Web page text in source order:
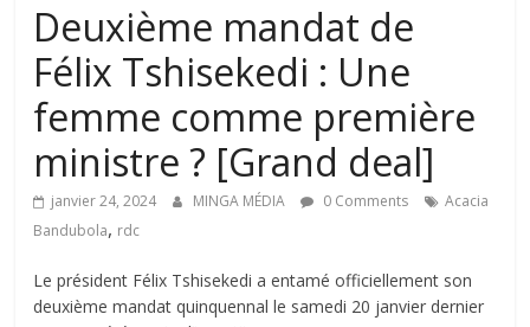
Deuxième mandat de
Félix Tshisekedi : Une
femme comme première
ministre ? [Grand deal]
janvier 24, 2024 MINGA MÉDIA 0 Comments
Acacia
Bandubola, rdc
Le président Félix Tshisekedi a entamé officiellement son
deuxième mandat quinquennal le samedi 20 janvier dernier